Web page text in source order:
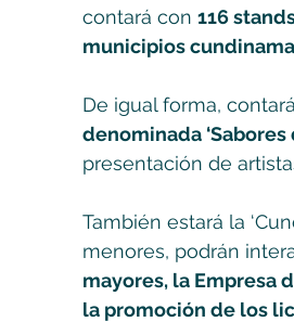
contará con 116
municipios
De igual forma,
denominada
presentación de
También estará la
menores, podrán
mayores, la Empresa
la promoción de los